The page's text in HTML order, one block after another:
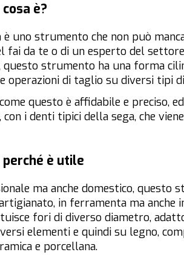
è?
è uno strumento che non può
fai da te o di un esperto del
questo strumento ha una forma
operazioni di taglio su diversi tipi
questo è affidabile e preciso,
, con i denti tipici della sega, che
perché è utile
ma anche domestico, questo
in ferramenta ma anche
fori di diverso diametro,
elementi e quindi su legno,
e porcellana.